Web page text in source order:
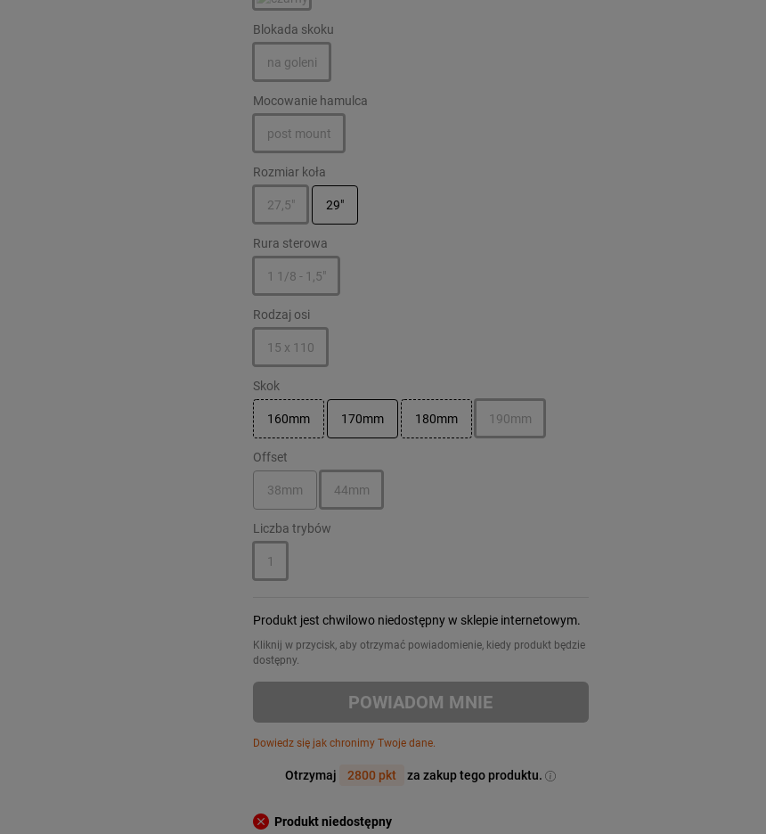
Blokada skoku
na goleni
Mocowanie hamulca
post mount
Rozmiar koła
27,5" 29"
Rura sterowa
1 1/8 - 1,5"
Rodzaj osi
15 x 110
Skok
160mm 170mm 180mm 190mm
Offset
38mm 44mm
Liczba trybów
1
Produkt jest chwilowo niedostępny w sklepie internetowym.
Kliknij w przycisk, aby otrzymać powiadomienie, kiedy produkt będzie
dostępny.
POWIADOM MNIE
Dowiedz się jak chronimy Twoje dane.
Otrzymaj 2800 pkt za zakup tego produktu.
Produkt niedostępny